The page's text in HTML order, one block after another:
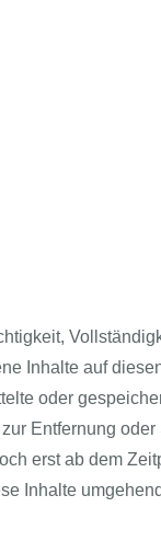
Inhalte auf
oder
Entfernung
erst ab dem
Inhalte